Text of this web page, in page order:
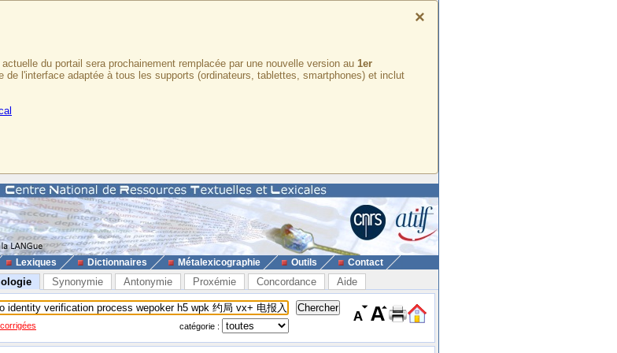
×
du portail sera prochainement remplacée par une nouvelle version au 1er
de l'interface adaptée à tous les supports (ordinateurs, tablettes, smartphones) et inclut
Lexiques Dictionnaires Métalexicographie Outils Contact
Synonymie Antonymie Proxémie Concordance Aide
catégorie :